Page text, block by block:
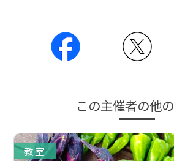
この主催者の他
教室